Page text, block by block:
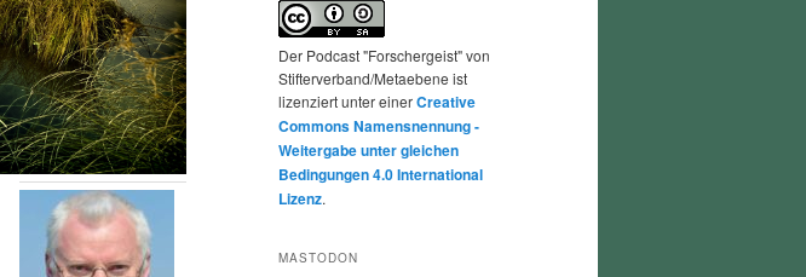
Der Podcast "Forschergeist" von
Stifterverband/Metaebene ist
lizenziert unter einerCreative
Commons Namensnennung -
Weitergabe unter gleichen
Bedingungen 4.0 International
Lizenz.
MASTODON